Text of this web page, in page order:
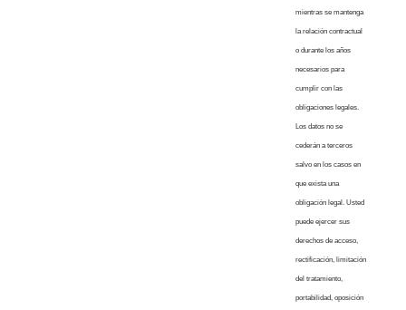
mientras se mantenga
la relación contractual
o durante los años
necesarios para
cumplir con las
obligaciones legales.
Los datos no se
cederán a terceros
salvo en los casos en
que exista una
obligación legal. Usted
puede ejercer sus
derechos de acceso,
rectificación, limitación
del tratamiento,
portabilidad, oposición